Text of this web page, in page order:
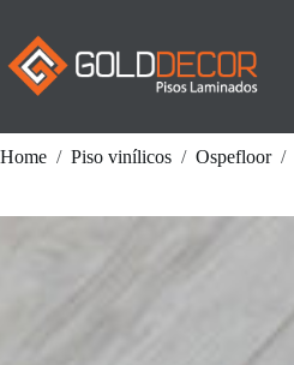
conteúdo
Home / Piso vinílicos / Ospefloor /